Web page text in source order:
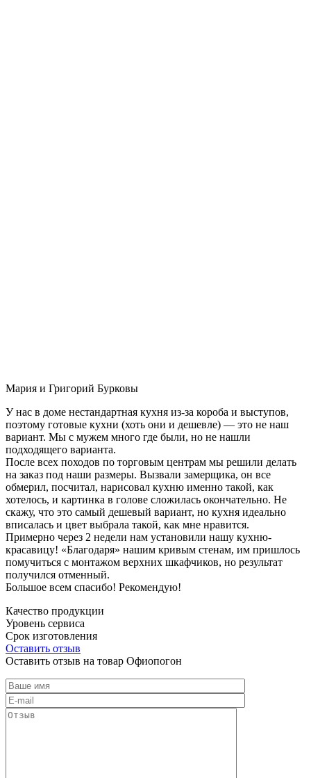
Мария и Григорий Бурковы
У нас в доме нестандартная кухня из-за короба и выступов,
поэтому готовые кухни (хоть они и дешевле) — это не наш
вариант. Мы с мужем много где были, но не нашли
подходящего варианта.
После всех походов по торговым центрам мы решили делать
на заказ под наши размеры. Вызвали замерщика, он все
обмерил, посчитал, нарисовал кухню именно такой, как
хотелось, и картинка в голове сложилась окончательно. Не
скажу, что это самый дешевый вариант, но кухня идеально
вписалась и цвет выбрала такой, как мне нравится.
Примерно через 2 недели нам установили нашу кухню-
красавицу! «Благодаря» нашим кривым стенам, им пришлось
помучиться с монтажом верхних шкафчиков, но результат
получился отменный.
Большое всем спасибо! Рекомендую!
Качество продукции
Уровень сервиса
Срок изготовления
Оставить отзыв
Оставить отзыв на товар Офиопогон